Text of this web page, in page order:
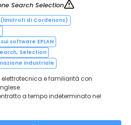
Search Selection
(limitrofi di Cordenons)
software EPLAN
Selection
industriale
elettrotecnica e familiarità con
a tempo indeterminato nel